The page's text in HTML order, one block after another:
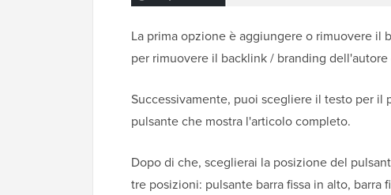
La prima opzione è aggiungere o rimuovere il
per rimuovere il backlink / branding
Successivamente, puoi scegliere il testo per
pulsante che mostra l'articolo completo.
Dopo di che, sceglierai la posizione del
tre posizioni: pulsante barra fissa in alto, barra